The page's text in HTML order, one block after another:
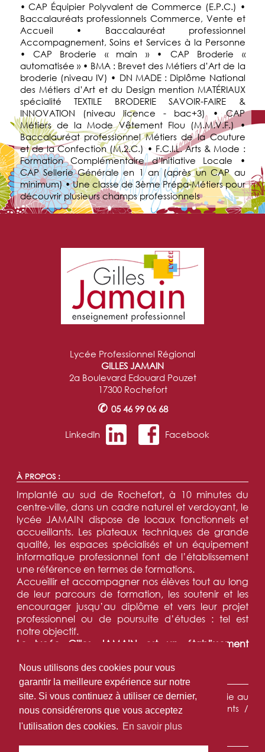
Nous utilisons des cookies pour vous
garantir la meilleure expérience sur notre
site. Si vous continuez à utiliser ce dernier,
nous considérerons que vous acceptez
l'utilisation des cookies. En savoir plus
• CAP Équipier Polyvalent de Commerce (E.P.C.) •
Baccalauréats professionnels Commerce, Vente et
Accueil • Baccalauréat professionnel
Accompagnement, Soins et Services à la Personne
• CAP Broderie « main » • CAP Broderie «
automatisée » • BMA : Brevet des Métiers d’Art de la
broderie (niveau IV) • DN MADE : Diplôme National
des Métiers d’Art et du Design mention MATÉRIAUX
spécialité TEXTILE BRODERIE SAVOIR-FAIRE &
INNOVATION (niveau licence - bac+3) • CAP
Métiers de la Mode Vêtement Flou (M.M.V.F.) •
Baccalauréat professionnel Métiers de la Couture
et de la Confection (M.2.C.) • F.C.I.L. Arts & Mode :
Formation Complémentaire d’Initiative Locale •
CAP Sellerie Générale en 1 an (après un CAP au
minimum) • Une classe de 3ème Prépa-Métiers pour
découvrir plusieurs champs professionnels
Lycée Professionnel Régional
GILLES JAMAIN
2a Boulevard Edouard Pouzet
17300 Rochefort
✆ 05 46 99 06 68
LinkedIn Facebook
À PROPOS :
Implanté au sud de Rochefort, à 10 minutes du
centre-ville, dans un cadre naturel et verdoyant, le
lycée JAMAIN dispose de locaux fonctionnels et
accueillants. Les plateaux techniques de grande
qualité, les espaces spécialisés et un équipement
informatique professionnel font de l’établissement
une référence en termes de formations.
Accueillir et accompagner nos élèves tout au long
de leur parcours de formation, les soutenir et les
encourager jusqu’au diplôme et vers leur projet
professionnel ou de poursuite d’études : tel est
notre objectif.
Le lycée Gilles JAMAIN est un établissement
NAVIGATION :
Accueil •L'établissement •Les formations
La vie au
Lycée •DN MADE • Partenariats •
Les parents /
élèves
• Contact